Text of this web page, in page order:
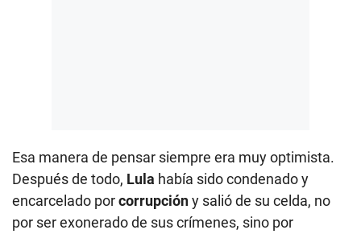
Esa manera de pensar siempre era muy optimista.
Después de todo, Lula había sido condenado y
encarcelado porcorrupcióny salió de su celda, no
por ser exonerado de sus crímenes, sino por